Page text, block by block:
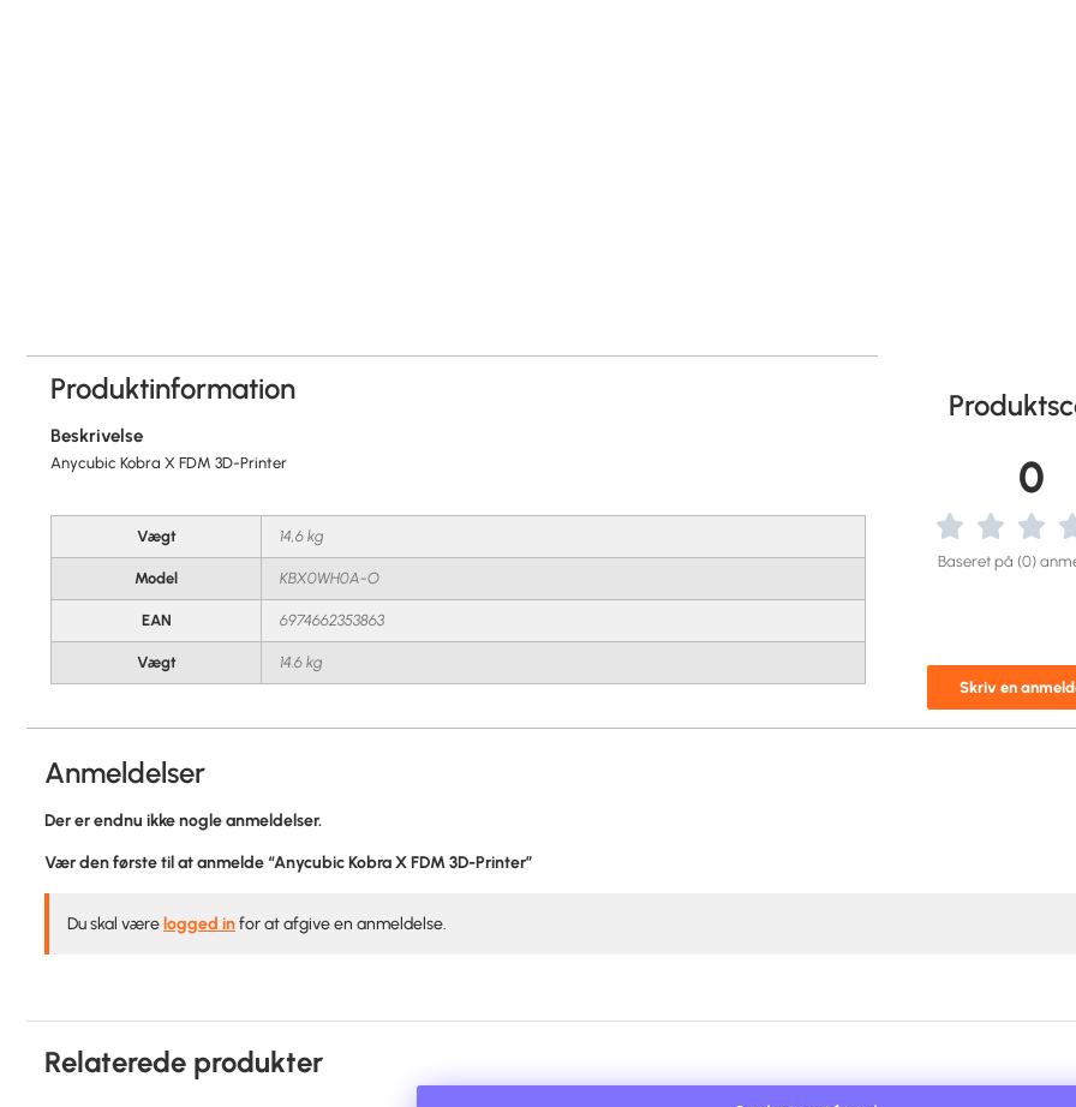
Produktinformation
Beskrivelse
Anycubic Kobra X FDM 3D-Printer
Vægt 14,6 kg
Model KBX0WH0A-O
EAN 6974662353863
Vægt 14.6 kg
0
Baseret på (0)
Skriv en
Anmeldelser
Der er endnu ikke nogle anmeldelser.
Vær den første til at anmelde “Anycubic Kobra X FDM 3D-Printer”
Du skal være logged infor at afgive en anmeldelse.
Relaterede produkter